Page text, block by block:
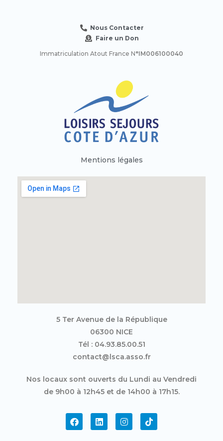
Nous Contacter
Faire un Don
Immatriculation Atout France N°IM006100040
Mentions légales
5 Ter Avenue de la République
06300 NICE
Tél : 04.93.85.00.51
contact@lsca.asso.fr
Nos locaux sont ouverts du Lundi au Vendredi
de 9h00 à 12h45 et de 14h00 à 17h15.